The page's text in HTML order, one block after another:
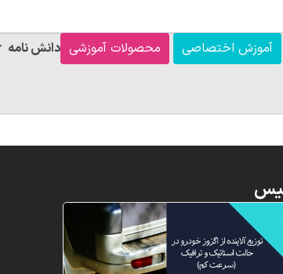
دانش نامه محصولات آموزشی آموزش اختصاصی